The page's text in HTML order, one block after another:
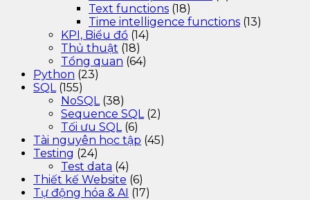
Text functions (18)
Time intelligence functions (13)
KPI, Biểu đồ (14)
Thủ thuật (18)
Tổng quan (64)
Python (23)
SQL (155)
NoSQL (38)
Sequence SQL (2)
Tối ưu SQL (6)
Tài nguyên học tập (45)
Testing (24)
Test data (4)
Thiết kế Website (6)
Tự động hóa & AI (17)